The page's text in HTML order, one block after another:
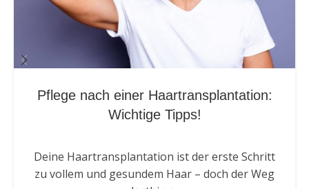
Pflege nach einer Haartransplantation:
Wichtige Tipps!
Deine Haartransplantation ist der erste Schritt
zu vollem und gesundem Haar – doch der Weg